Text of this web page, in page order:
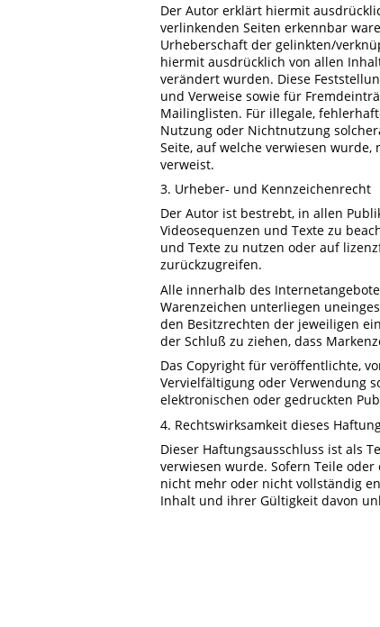
Der Autor erklärt hiermit
verlinkenden Seiten erkennbar
Urheberschaft der gelinkten/
hiermit ausdrücklich von allen
verändert wurden. Diese
und Verweise sowie für
Mailinglisten. Für illegale,
Nutzung oder Nichtnutzung
Seite, auf welche verwiesen
verweist.
3. Urheber- und Kennzeichenrecht
Der Autor ist bestrebt, in allen
Videosequenzen und Texte zu
und Texte zu nutzen oder auf
zurückzugreifen.
Alle innerhalb des
Warenzeichen unterliegen
den Besitzrechten der jeweiligen
der Schluß zu ziehen, dass
Das Copyright für veröffentlichte,
Vervielfältigung oder Verwendung
elektronischen oder gedruckten
4. Rechtswirksamkeit dieses
Dieser Haftungsausschluss ist als
verwiesen wurde. Sofern Teile
nicht mehr oder nicht vollständig
Inhalt und ihrer Gültigkeit davon